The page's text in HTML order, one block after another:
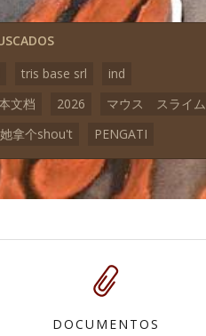
tris base srl
ind
文档
2026
マウス スライム
拿个shou't PENGATI
DOCUMENTOS